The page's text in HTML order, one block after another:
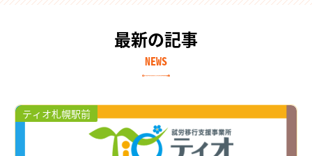
最新の記事
NEWS
ティオ札幌駅前